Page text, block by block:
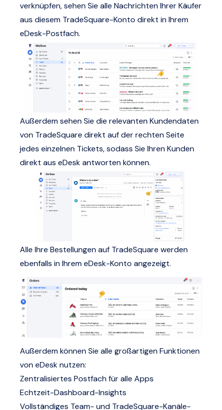
verknüpfen, sehen Sie alle Nachrichten Ihrer Käufer
aus diesem TradeSquare-Konto direkt in Ihrem
eDesk-Postfach.
Außerdem sehen Sie die relevanten Kundendaten
von TradeSquare direkt auf der rechten Seite
jedes einzelnen Tickets, sodass Sie Ihren Kunden
direkt aus eDesk antworten können.
Alle Ihre Bestellungen auf TradeSquare werden
ebenfalls in Ihrem eDesk-Konto angezeigt.
Außerdem können Sie alle großartigen Funktionen
von eDesk nutzen:
Zentralisiertes Postfach für alle Apps
Echtzeit-Dashboard-Insights
Vollständiges Team- und TradeSquare-Kanäle-